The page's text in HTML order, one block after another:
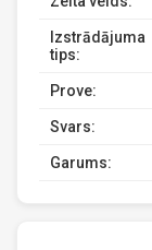
Izstrādājuma
tips:
Prove:
Svars:
Garums: